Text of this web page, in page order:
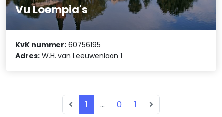
Vu Loempia's
KvK nummer: 60756195
Adres: W.H. van Leeuwenlaan 1
1 ... 0 1